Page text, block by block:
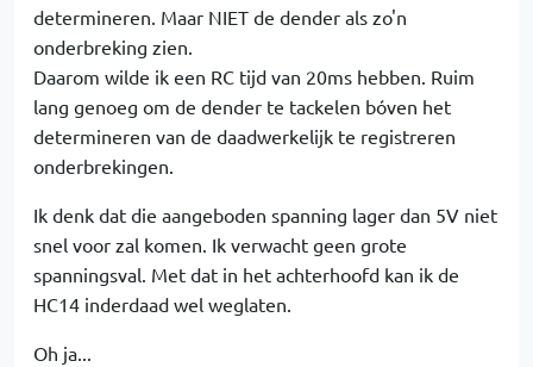
determineren. Maar NIET de dender als zo'n
onderbreking zien.
Daarom wilde ik een RC tijd van 20ms hebben. Ruim
lang genoeg om de dender te tackelen bóven het
determineren van de daadwerkelijk te registreren
onderbrekingen.
Ik denk dat die aangeboden spanning lager dan 5V niet
snel voor zal komen. Ik verwacht geen grote
spanningsval. Met dat in het achterhoofd kan ik de
HC14 inderdaad wel weglaten.
Oh ja...